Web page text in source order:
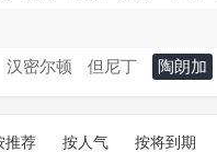
汉密尔顿 但尼丁 陶朗加
推荐 按人气 按将到期